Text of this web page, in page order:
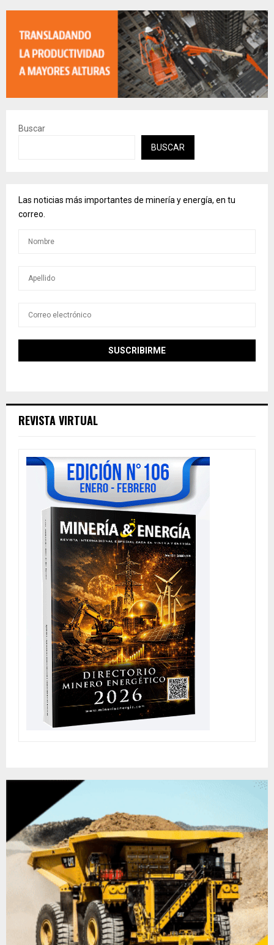
Buscar
BUSCAR
Las noticias más importantes de minería y energía, en tu
correo.
REVISTA VIRTUAL